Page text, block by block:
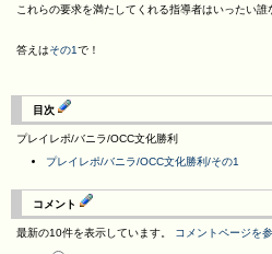
これらの要求を満たしてくれる指導者はいったい誰
答えはその1で！
目次
プレイレポ/バニラ/OCC文化勝利
プレイレポ/バニラ/OCC文化勝利/その1
コメント
最新の10件を表示しています。 コメントページを